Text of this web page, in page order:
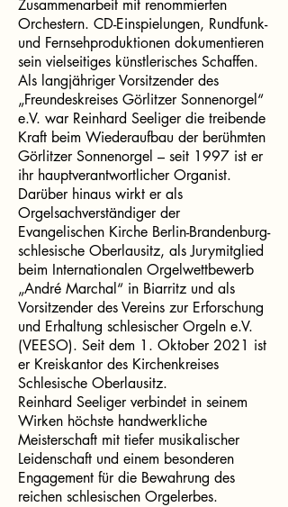
Zusammenarbeit mit renommierten
Orchestern. CD-Einspielungen, Rundfunk-
und Fernsehproduktionen dokumentieren
sein vielseitiges künstlerisches Schaffen.
Als langjähriger Vorsitzender des
„Freundeskreises Görlitzer Sonnenorgel“
e.V. war Reinhard Seeliger die treibende
Kraft beim Wiederaufbau der berühmten
Görlitzer Sonnenorgel – seit 1997 ist er
ihr hauptverantwortlicher Organist.
Darüber hinaus wirkt er als
Orgelsachverständiger der
Evangelischen Kirche Berlin-Brandenburg-
schlesische Oberlausitz, als Jurymitglied
beim Internationalen Orgelwettbewerb
„André Marchal“ in Biarritz und als
Vorsitzender des Vereins zur Erforschung
und Erhaltung schlesischer Orgeln e.V.
(VEESO). Seit dem 1. Oktober 2021 ist
er Kreiskantor des Kirchenkreises
Schlesische Oberlausitz.
Reinhard Seeliger verbindet in seinem
Wirken höchste handwerkliche
Meisterschaft mit tiefer musikalischer
Leidenschaft und einem besonderen
Engagement für die Bewahrung des
reichen schlesischen Orgelerbes.